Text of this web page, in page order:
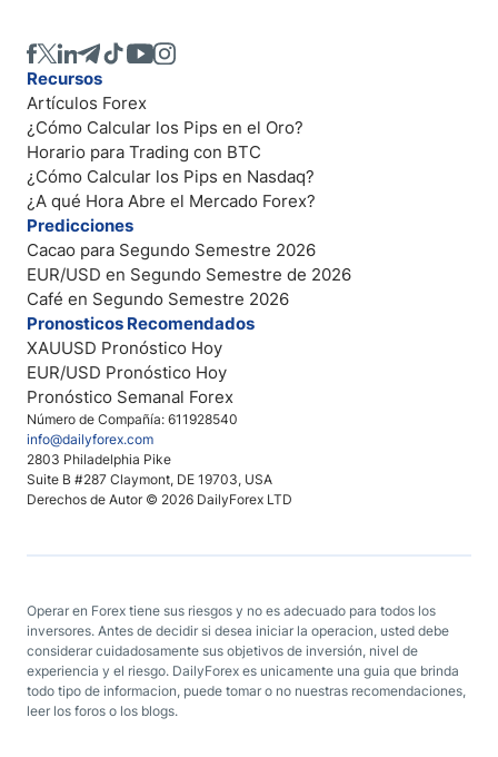
Número de Compañía: 611928540
info@dailyforex.com
2803 Philadelphia Pike
Suite B #287 Claymont, DE 19703, USA
Derechos de Autor © 2026 DailyForex LTD
Recursos
Artículos Forex
¿Cómo Calcular los Pips en el Oro?
Horario para Trading con BTC
¿Cómo Calcular los Pips en Nasdaq?
¿A qué Hora Abre el Mercado Forex?
Predicciones
Cacao para Segundo Semestre 2026
EUR/USD en Segundo Semestre de 2026
Café en Segundo Semestre 2026
Pronosticos Recomendados
XAUUSD Pronóstico Hoy
EUR/USD Pronóstico Hoy
Pronóstico Semanal Forex
Operar en Forex tiene sus riesgos y no es adecuado para todos los
inversores. Antes de decidir si desea iniciar la operacion, usted debe
considerar cuidadosamente sus objetivos de inversión, nivel de
experiencia y el riesgo. DailyForex es unicamente una guia que brinda
todo tipo de informacion, puede tomar o no nuestras recomendaciones,
leer los foros o los blogs.